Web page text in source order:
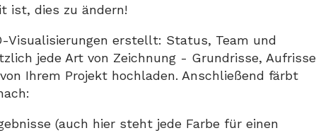
ist, dies zu ändern!
Visualisierungen erstellt: Status, Team und
jede Art von Zeichnung - Grundrisse, Aufrisse
Ihrem Projekt hochladen. Anschließend färbt
(auch hier steht jede Farbe für einen